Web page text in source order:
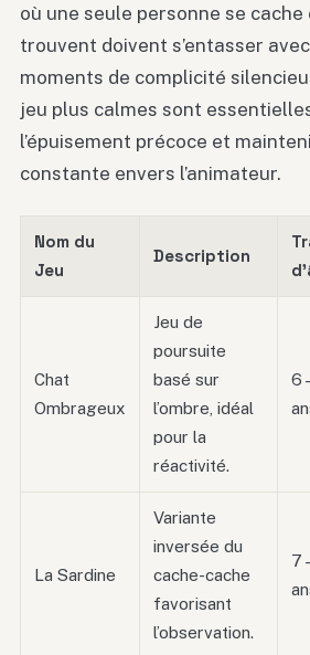
où une seule personne se
trouvent doivent s’entasser
moments de complicité
jeu plus calmes sont
l’épuisement précoce et
constante envers l’animateur.
Nom du
Jeu
Description
Chat
Ombrageux
Jeu de
poursuite
basé sur
l’ombre, idéal
pour la
réactivité.
6
La Sardine
Variante
inversée du
cache-cache
favorisant
l’observation.
7